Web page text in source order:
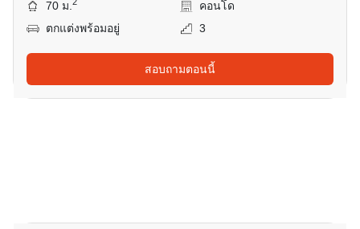
70 ม.
คอนโด
ตกแต่งพร้อมอยู่
3
สอบถามตอนนี้